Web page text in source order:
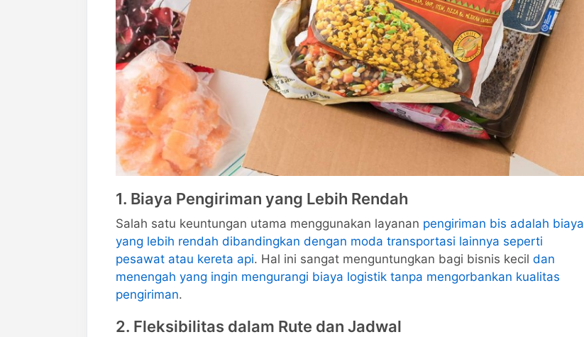
1. Biaya Pengiriman yang Lebih Rendah
Salah satu keuntungan utama menggunakan layanan pengiriman bis adalah biaya
yang lebih rendah dibandingkan dengan moda transportasi lainnya seperti
pesawat atau kereta api. Hal ini sangat menguntungkan bagi bisnis kecil dan
menengah yang ingin mengurangi biaya logistik tanpa mengorbankan kualitas
pengiriman.
2. Fleksibilitas dalam Rute dan Jadwal